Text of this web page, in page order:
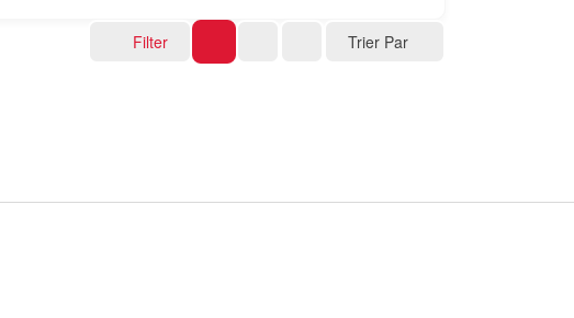
Filter Trier Par